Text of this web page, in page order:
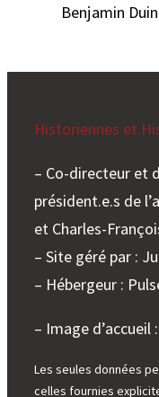
Benjamin
Historiennes et
– Co-directeur et
président.e.s de
et Charles-
– Site géré par :
– Hébergeur :
– Image d’accueil
Les seules données
celles fournies